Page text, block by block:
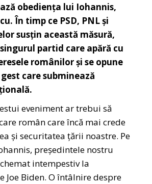
obediența lui Iohannis,
În timp ce PSD, PNL și
susțin această măsură,
partid care apără cu
românilor și se opune
care subminează
eveniment ar trebui să
român care încă mai crede
și securitatea țării noastre. Pe
președintele nostru
intempestiv la
Joe Biden. O întâlnire despre